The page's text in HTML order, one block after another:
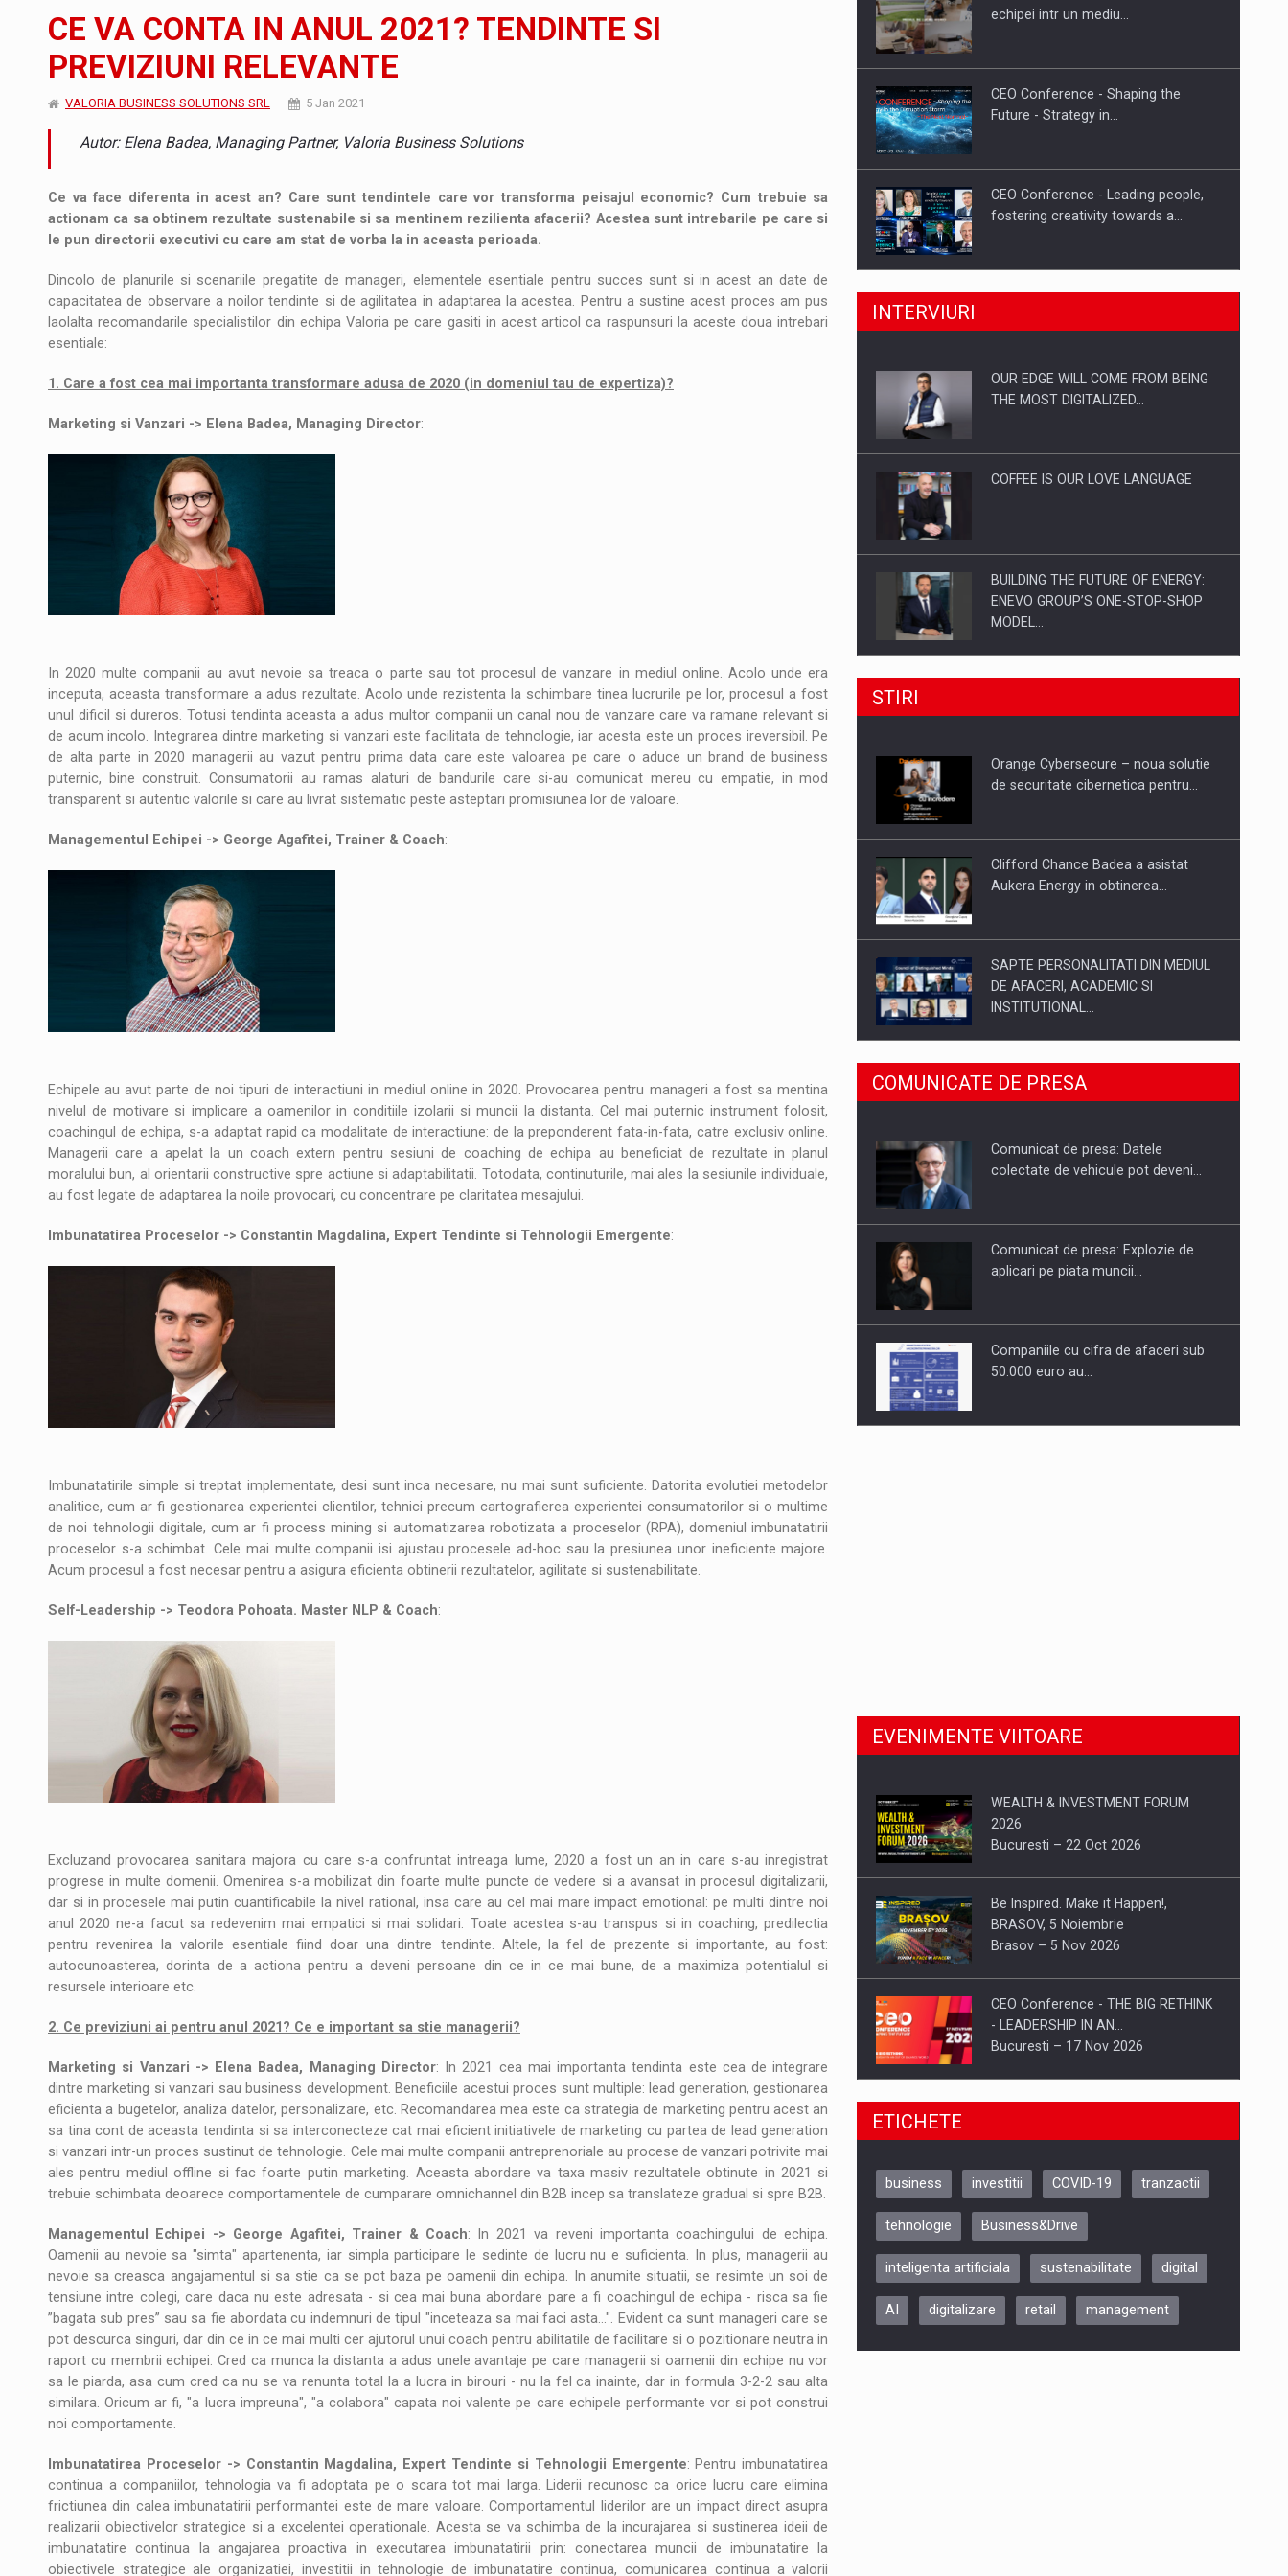
STIRI Orange Cybersecure – noua solutie de securitate cibernetica pentru familie si afaceri
ARTICOLE Energia fotovoltaica, pilon de stabilitate pentru sistemul energetic in contextul starii de alerta
CE VA CONTA IN ANUL 2021? TENDINTE SI
PREVIZIUNI RELEVANTE
VALORIA BUSINESS SOLUTIONS SRL 5 Jan 2021
Autor: Elena Badea, Managing Partner, Valoria Business Solutions
Ce va face diferenta in acest an? Care sunt tendintele care vor transforma peisajul economic? Cum trebuie sa
actionam ca sa obtinem rezultate sustenabile si sa mentinem rezilienta afacerii? Acestea sunt intrebarile pe care si
le pun directorii executivi cu care am stat de vorba la in aceasta perioada.
Dincolo de planurile si scenariile pregatite de manageri, elementele esentiale pentru succes sunt si in acest an date de
capacitatea de observare a noilor tendinte si de agilitatea in adaptarea la acestea. Pentru a sustine acest proces am pus
laolalta recomandarile specialistilor din echipa Valoria pe care gasiti in acest articol ca raspunsuri la aceste doua intrebari
esentiale:
1. Care a fost cea mai importanta transformare adusa de 2020 (in domeniul tau de expertiza)?
Marketing si Vanzari -> Elena Badea, Managing Director:
In 2020 multe companii au avut nevoie sa treaca o parte sau tot procesul de vanzare in mediul online. Acolo unde era
inceputa, aceasta transformare a adus rezultate. Acolo unde rezistenta la schimbare tinea lucrurile pe lor, procesul a fost
unul dificil si dureros. Totusi tendinta aceasta a adus multor companii un canal nou de vanzare care va ramane relevant si
de acum incolo. Integrarea dintre marketing si vanzari este facilitata de tehnologie, iar acesta este un proces ireversibil. Pe
de alta parte in 2020 managerii au vazut pentru prima data care este valoarea pe care o aduce un brand de business
puternic, bine construit. Consumatorii au ramas alaturi de bandurile care si-au comunicat mereu cu empatie, in mod
transparent si autentic valorile si care au livrat sistematic peste asteptari promisiunea lor de valoare.
Managementul Echipei -> George Agafitei, Trainer & Coach:
Echipele au avut parte de noi tipuri de interactiuni in mediul online in 2020. Provocarea pentru manageri a fost sa mentina
nivelul de motivare si implicare a oamenilor in conditiile izolarii si muncii la distanta. Cel mai puternic instrument folosit,
coachingul de echipa, s-a adaptat rapid ca modalitate de interactiune: de la preponderent fata-in-fata, catre exclusiv online.
Managerii care a apelat la un coach extern pentru sesiuni de coaching de echipa au beneficiat de rezultate in planul
moralului bun, al orientarii constructive spre actiune si adaptabilitatii. Totodata, continuturile, mai ales la sesiunile individuale,
au fost legate de adaptarea la noile provocari, cu concentrare pe claritatea mesajului.
Imbunatatirea Proceselor -> Constantin Magdalina, Expert Tendinte si Tehnologii Emergente:
Imbunatatirile simple si treptat implementate, desi sunt inca necesare, nu mai sunt suficiente. Datorita evolutiei metodelor
analitice, cum ar fi gestionarea experientei clientilor, tehnici precum cartografierea experientei consumatorilor si o multime
de noi tehnologii digitale, cum ar fi process mining si automatizarea robotizata a proceselor (RPA), domeniul imbunatatirii
proceselor s-a schimbat. Cele mai multe companii isi ajustau procesele ad-hoc sau la presiunea unor ineficiente majore.
Acum procesul a fost necesar pentru a asigura eficienta obtinerii rezultatelor, agilitate si sustenabilitate.
Self-Leadership -> Teodora Pohoata. Master NLP & Coach:
Excluzand provocarea sanitara majora cu care s-a confruntat intreaga lume, 2020 a fost un an in care s-au inregistrat
progrese in multe domenii. Omenirea s-a mobilizat din foarte multe puncte de vedere si a avansat in procesul digitalizarii,
dar si in procesele mai putin cuantificabile la nivel rational, insa care au cel mai mare impact emotional: pe multi dintre noi
anul 2020 ne-a facut sa redevenim mai empatici si mai solidari. Toate acestea s-au transpus si in coaching, predilectia
pentru revenirea la valorile esentiale fiind doar una dintre tendinte. Altele, la fel de prezente si importante, au fost:
autocunoasterea, dorinta de a actiona pentru a deveni persoane din ce in ce mai bune, de a maximiza potentialul si
resursele interioare etc.
2. Ce previziuni ai pentru anul 2021? Ce e important sa stie managerii?
Marketing si Vanzari -> Elena Badea, Managing Director: In 2021 cea mai importanta tendinta este cea de integrare
dintre marketing si vanzari sau business development. Beneficiile acestui proces sunt multiple: lead generation, gestionarea
eficienta a bugetelor, analiza datelor, personalizare, etc. Recomandarea mea este ca strategia de marketing pentru acest an
sa tina cont de aceasta tendinta si sa interconecteze cat mai eficient initiativele de marketing cu partea de lead generation
si vanzari intr-un proces sustinut de tehnologie. Cele mai multe companii antreprenoriale au procese de vanzari potrivite mai
ales pentru mediul offline si fac foarte putin marketing. Aceasta abordare va taxa masiv rezultatele obtinute in 2021 si
trebuie schimbata deoarece comportamentele de cumparare omnichannel din B2B incep sa translateze gradual si spre B2B.
Managementul Echipei -> George Agafitei, Trainer & Coach: In 2021 va reveni importanta coachingului de echipa.
Oamenii au nevoie sa "simta" apartenenta, iar simpla participare le sedinte de lucru nu e suficienta. In plus, managerii au
nevoie sa creasca angajamentul si sa stie ca se pot baza pe oamenii din echipa. In anumite situatii, se resimte un soi de
tensiune intre colegi, care daca nu este adresata - si cea mai buna abordare pare a fi coachingul de echipa - risca sa fie
”bagata sub pres” sau sa fie abordata cu indemnuri de tipul "inceteaza sa mai faci asta...". Evident ca sunt manageri care se
pot descurca singuri, dar din ce in ce mai multi cer ajutorul unui coach pentru abilitatile de facilitare si o pozitionare neutra in
raport cu membrii echipei. Cred ca munca la distanta a adus unele avantaje pe care managerii si oamenii din echipe nu vor
sa le piarda, asa cum cred ca nu se va renunta total la a lucra in birouri - nu la fel ca inainte, dar in formula 3-2-2 sau alta
similara. Oricum ar fi, "a lucra impreuna", "a colabora" capata noi valente pe care echipele performante vor si pot construi
noi comportamente.
Imbunatatirea Proceselor -> Constantin Magdalina, Expert Tendinte si Tehnologii Emergente: Pentru imbunatatirea
continua a companiilor, tehnologia va fi adoptata pe o scara tot mai larga. Liderii recunosc ca orice lucru care elimina
frictiunea din calea imbunatatirii performantei este de mare valoare. Comportamentul liderilor are un impact direct asupra
realizarii obiectivelor strategice si a excelentei operationale. Acesta se va schimba de la incurajarea si sustinerea ideii de
imbunatatire continua la angajarea proactiva in executarea imbunatatirii prin: conectarea muncii de imbunatatire la
obiectivele strategice ale organizatiei, investitii in tehnologie de imbunatatire continua, comunicarea continua a valorii
Energia fotovoltaica, pilon de
echipei intr un mediu…
CEO Conference - Shaping the
Future - Strategy in…
CEO Conference - Leading people,
fostering creativity towards a…
CEO Conference - Shaping The
Webinar - Business Evolution-
INTERVIURI
OUR EDGE WILL COME FROM BEING
THE MOST DIGITALIZED…
COFFEE IS OUR LOVE LANGUAGE
BUILDING THE FUTURE OF ENERGY:
ENEVO GROUP’S ONE-STOP-SHOP
MODEL…
ROOTED IN ROMANIA, BUILT TO
PUTTING ROMANIAN CORPORATE
STIRI
Orange Cybersecure – noua solutie
de securitate cibernetica pentru…
Clifford Chance Badea a asistat
Aukera Energy in obtinerea…
SAPTE PERSONALITATI DIN MEDIUL
DE AFACERI, ACADEMIC SI
INSTITUTIONAL…
SYCLEF isi consolideaza prezenta in
Romania printr-o a doua…
Fondul de investitii BoldMind si
COMUNICATE DE PRESA
Comunicat de presa: Datele
colectate de vehicule pot deveni…
Comunicat de presa: Explozie de
aplicari pe piata muncii…
Companiile cu cifra de afaceri sub
50.000 euro au…
EVENIMENTE VIITOARE
WEALTH & INVESTMENT FORUM
2026
Bucuresti – 22 Oct 2026
Be Inspired. Make it Happen!,
BRASOV, 5 Noiembrie
Brasov – 5 Nov 2026
CEO Conference - THE BIG RETHINK
- LEADERSHIP IN AN…
Bucuresti – 17 Nov 2026
Be Inspired. Make it Happen!, CLUJ, 9
ARTEMIS LETO, ORADEA, 8
Oradea – 8 Oct 2026
ETICHETE
business investitii COVID-19 tranzactii
tehnologie Business&Drive
inteligenta artificiala sustenabilitate digital
AI digitalizare retail management